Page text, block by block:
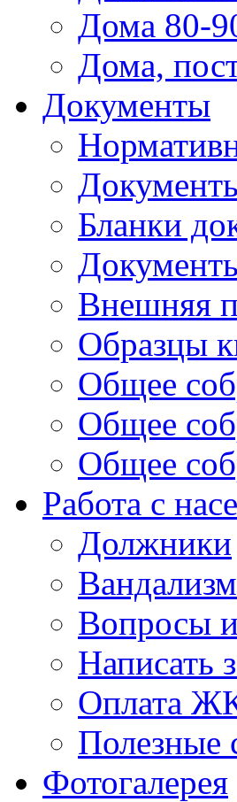
Дома 80-
Дома,
Документы
Бланки
Внешняя
Образцы
Общее
Общее
Общее
Работа с
Должники
Вандализм
Вопросы
Написать
Оплата
Полезные
Фотогалерея